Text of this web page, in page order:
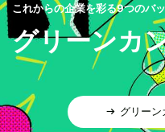
これからの企業を彩る9つのバ
グリーンカ
グリーン